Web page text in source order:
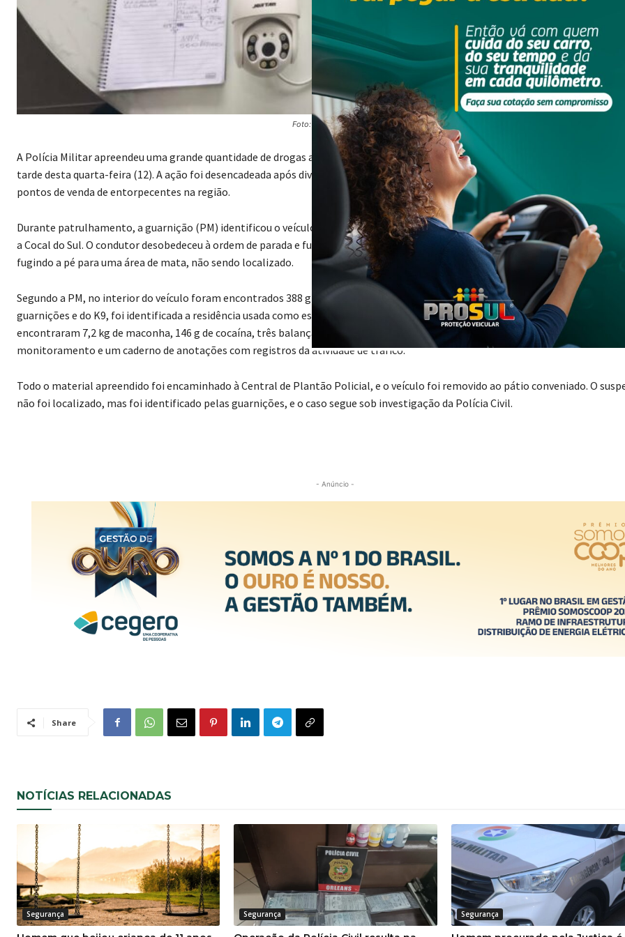
Foto: Divulgação/PMSC
A Polícia Militar apreendeu uma grande quantidade de drogas após uma perseguição entre os municípios de Criciúma e Cocal do
tarde desta quarta-feira (12). A ação foi desencadeada após diversas denúncias apontarem que um homem estaria abastecendo
pontos de venda de entorpecentes na região.
Durante patrulhamento, a guarnição (PM) identificou o veículo suspeito trafegando pela Rodovia Maximiliano Gaidzinski, em
a Cocal do Sul. O condutor desobedeceu à ordem de parada e fugiu por aproximadamente dois quilômetros, abandonando o
fugindo a pé para uma área de mata, não sendo localizado.
Segundo a PM, no interior do veículo foram encontrados 388 gramas de cocaína e uma chave de residência. Com apoio de outras
guarnições e do K9, foi identificada a residência usada como esconderijo no bairro Vera Cruz, em Criciúma. No local, os policiais
encontraram 7,2 kg de maconha, 146 g de cocaína, três balanças de precisão, embalagens plásticas, um celular, uma câmera de
monitoramento e um caderno de anotações com registros da atividade de tráfico.
Todo o material apreendido foi encaminhado à Central de Plantão Policial, e o veículo foi removido ao pátio conveniado. O
não foi localizado, mas foi identificado pelas guarnições, e o caso segue sob investigação da Polícia Civil.
- Anúncio -
Share
NOTÍCIAS RELACIONADAS
Segurança
Homem que beijou criança de 11 anos
Segurança
Operação da Polícia Civil resulta na
Segurança
Homem procurado pela Justiça é